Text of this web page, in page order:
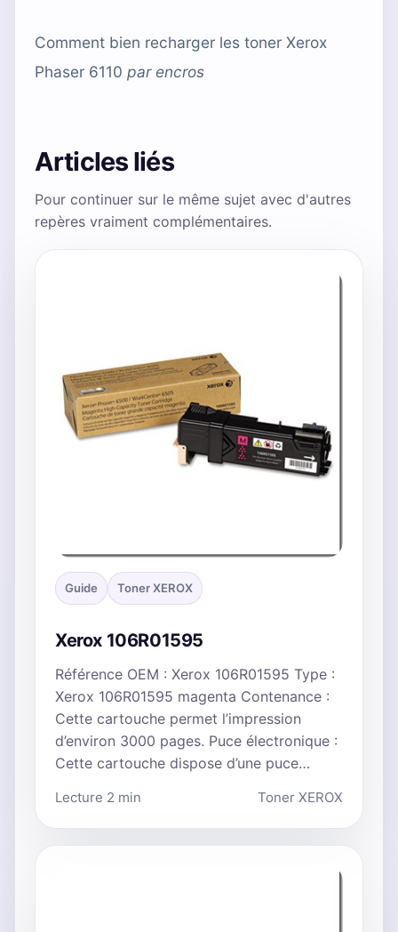
Comment bien recharger les toner Xerox
Phaser 6110 parencros
Articles liés
Pour continuer sur le même sujet avec d'autres
repères vraiment complémentaires.
Guide Toner XEROX
Xerox 106R01595
Référence OEM : Xerox 106R01595 Type :
Xerox 106R01595 magenta Contenance :
Cette cartouche permet l’impression
d’environ 3000 pages. Puce électronique :
Cette cartouche dispose d’une puce…
Lecture 2 min Toner XEROX